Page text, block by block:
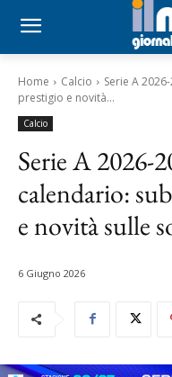
Home Calcio
Serie A
prestigio e novità...
Calcio
Serie A 2026-
calendario:
e novità sulle
6 Giugno 2026